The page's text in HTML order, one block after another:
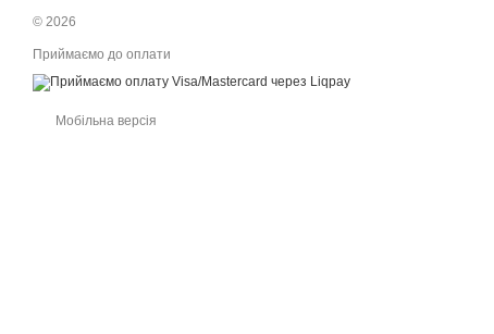
© 2026
Приймаємо до оплати
Мобільна версія